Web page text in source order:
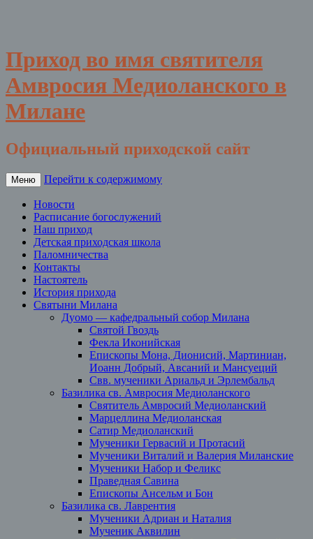
Приход во имя святителя
Амвросия Медиоланского в
Милане
Официальный приходской сайт
Меню Перейти к содержимому
Новости
Расписание богослужений
Наш приход
Детская приходская школа
Паломничества
Контакты
Настоятель
История прихода
Святыни Милана
Дуомо — кафедральный собор Милана
Святой Гвоздь
Фекла Иконийская
Епископы Мона, Дионисий, Мартиниан,
Иоанн Добрый, Авсаний и Мансуеций
Свв. мученики Ариальд и Эрлембальд
Базилика св. Амвросия Медиоланского
Святитель Амвросий Медиоланский
Марцеллина Медиоланская
Сатир Медиоланский
Мученики Гервасий и Протасий
Мученики Виталий и Валерия Миланские
Мученики Набор и Феликс
Праведная Савина
Епископы Ансельм и Бон
Базилика св. Лаврентия
Мученики Адриан и Наталия
Мученик Аквилин